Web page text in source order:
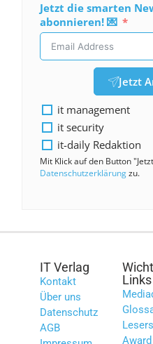
Jetzt die smarten
abonnieren! 💌
Jetzt
it management
it security
it-daily Redaktion
Mit Klick auf den Button
Datenschutzerklärungzu.
IT Verlag
Kontakt
Über uns
Datenschutz
AGB
Links
Award